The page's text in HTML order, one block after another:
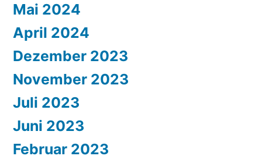
Mai 2024
April 2024
Dezember 2023
November 2023
Juli 2023
Juni 2023
Februar 2023